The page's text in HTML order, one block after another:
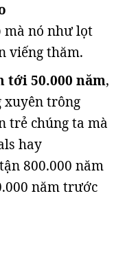
mà nó như lọt
viếng thăm.
tới 50.000 năm,
trông
trẻ chúng ta mà
hay
800.000 năm
năm trước